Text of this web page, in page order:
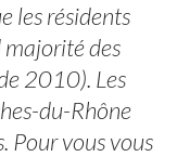
les résidents
des
2010). Les
du-Rhône
Pour vous vous